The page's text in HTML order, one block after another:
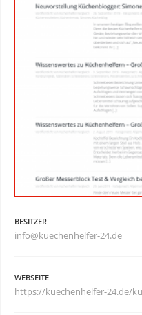
BESITZER
info@kuechenhelfer-24.de
WEBSEITE
https://kuechenhelfer-24.de/